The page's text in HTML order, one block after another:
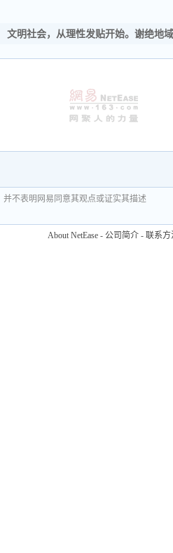
文明社会，从理性发贴开始。谢绝地
不表明网易同意其观点或证实其描述
About NetEase - 公司简介 - 联系方